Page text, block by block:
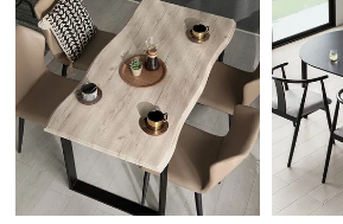
に
つ
い
品・